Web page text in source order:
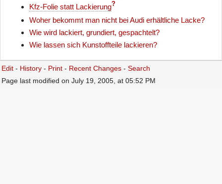
Kfz-Folie statt Lackierung?
Woher bekommt man nicht bei Audi erhältliche Lacke?
Wie wird lackiert, grundiert, gespachtelt?
Wie lassen sich Kunstoffteile lackieren?
Edit - History - Print - Recent Changes - Search
Page last modified on July 19, 2005, at 05:52 PM